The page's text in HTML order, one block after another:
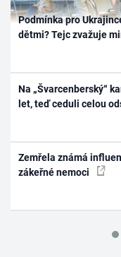
Podmínka pro
dětmi? Tejc zvažuje
Na „Švarcenberský“
let, teď ceduli celou
Zemřela známá
zákeřné nemoci